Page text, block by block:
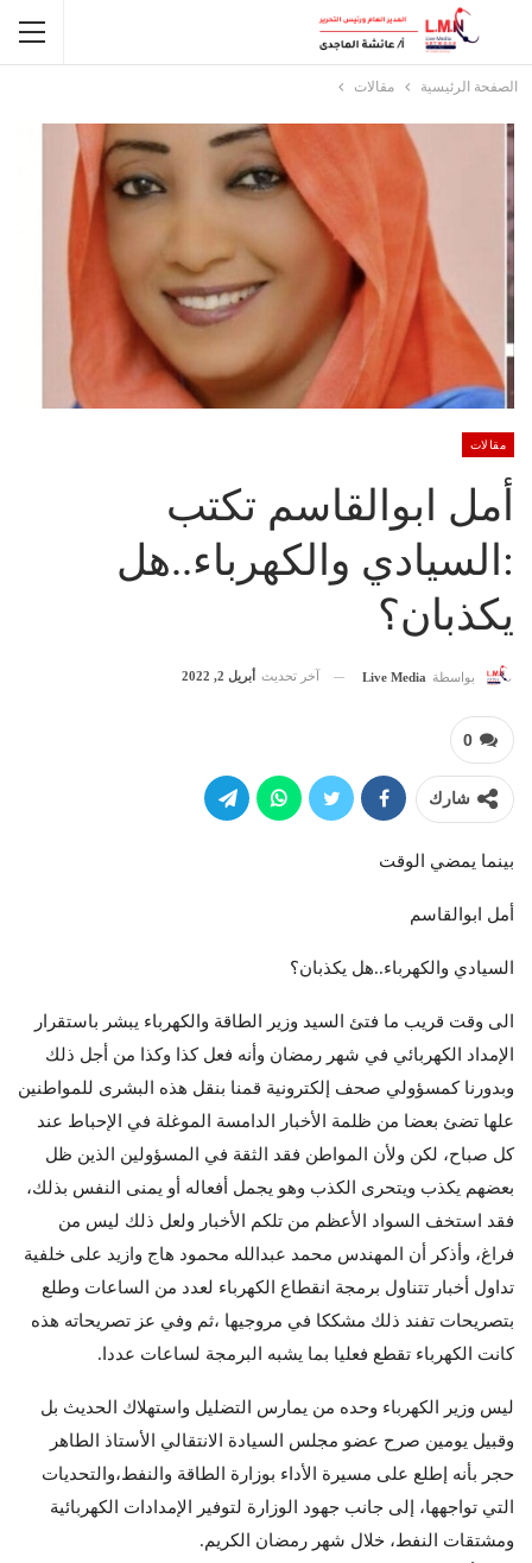
الصفحة الرئيسية مقالات
مقالات
أمل ابوالقاسم تكتب
:السيادي والكهرباء..هل
يكذبان؟
بواسطة Live Media آخر تحديث أبريل 2, 2022
0
شارك
بينما يمضي الوقت
أمل ابوالقاسم
السيادي والكهرباء..هل يكذبان؟
الى وقت قريب ما فتئ السيد وزير الطاقة والكهرباء يبشر باستقرار
الإمداد الكهربائي في شهر رمضان وأنه فعل كذا وكذا من أجل ذلك
وبدورنا كمسؤولي صحف إلكترونية قمنا بنقل هذه البشرى للمواطنين
علها تضئ بعضا من ظلمة الأخبار الدامسة الموغلة في الإحباط عند
كل صباح، لكن ولأن المواطن فقد الثقة في المسؤولين الذين ظل
بعضهم يكذب ويتحرى الكذب وهو يجمل أفعاله أو يمنى النفس بذلك،
فقد استخف السواد الأعظم من تلكم الأخبار ولعل ذلك ليس من
فراغ، وأذكر أن المهندس محمد عبدالله محمود هاج وازيد على خلفية
تداول أخبار تتناول برمجة انقطاع الكهرباء لعدد من الساعات وطلع
بتصريحات تفند ذلك مشككا في مروجيها ،ثم وفي عز تصريحاته هذه
كانت الكهرباء تقطع فعليا بما يشبه البرمجة لساعات عددا.
ليس وزير الكهرباء وحده من يمارس التضليل واستهلاك الحديث بل
وقبيل يومين صرح عضو مجلس السيادة الانتقالي الأستاذ الطاهر
حجر بأنه إطلع على مسيرة الأداء بوزارة الطاقة والنفط،والتحديات
التي تواجهها، إلى جانب جهود الوزارة لتوفير الإمدادات الكهربائية
ومشتقات النفط، خلال شهر رمضان الكريم.